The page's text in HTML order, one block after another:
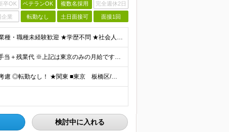
卒OK ベテランOK 複数名採用 完全週休2日
企業 転勤なし 土日面接可 面接1回
＼＼未経験歓迎！はじめての正社員も大歓迎！／／ ★業種・職種未経験歓迎 ★学歴不問 ★社会人デビュー・フリーターOK ＜応募条件＞ ■普通自動車免許（AT限定可） ＊1人1台、社用車を貸与します。
月給26万円以上＋歩合給＋チームインセンティブ＋諸手当＋残業代 ※上記は東京のみの月給です。 ┗その他エリアは、月給22万円以上となります。 ※経験・スキルを考慮の上、弊社規程により優遇いたします。
【希望を考慮し配属／全国で募集！】 ◎配属先は希望考慮 ◎転勤なし！ ★関東 ■東京 板橋区/世⽥⾕区/練⾺区/⾜⽴区/⼤⽥区/江⼾川区/多摩市 ■千葉 千葉市/船橋市/柏市 ■神奈川 横浜市/厚⽊
検討中に入れる